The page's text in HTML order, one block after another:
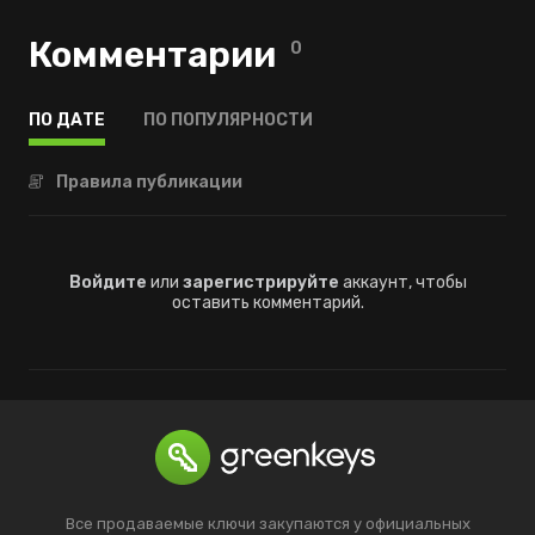
Комментарии 0
ПО ДАТЕ ПО ПОПУЛЯРНОСТИ
Правила публикации
Войдите или зарегистрируйте аккаунт, чтобы
оставить комментарий.
Все продаваемые ключи закупаются у официальных